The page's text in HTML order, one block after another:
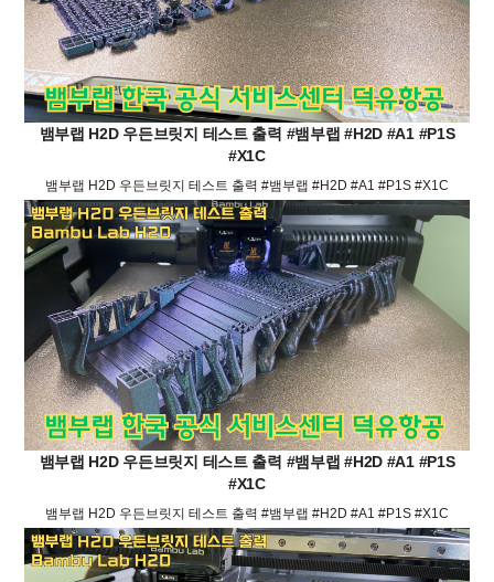
뱀부랩 H2D 우든브릿지 테스트 출력 #뱀부랩 #H2D #A1 #P1S
#X1C
뱀부랩 H2D 우든브릿지 테스트 출력 #뱀부랩 #H2D #A1 #P1S #X1C
뱀부랩 H2D 우든브릿지 테스트 출력 #뱀부랩 #H2D #A1 #P1S
#X1C
뱀부랩 H2D 우든브릿지 테스트 출력 #뱀부랩 #H2D #A1 #P1S #X1C